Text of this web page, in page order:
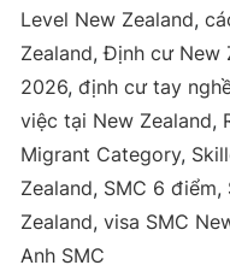
Level New Zealand,
Zealand,Định cư New
2026,định cư tay
việc tại New Zealand,
Migrant Category,
Zealand, SMC 6 điểm,
Zealand,visa SMC
Anh SMC